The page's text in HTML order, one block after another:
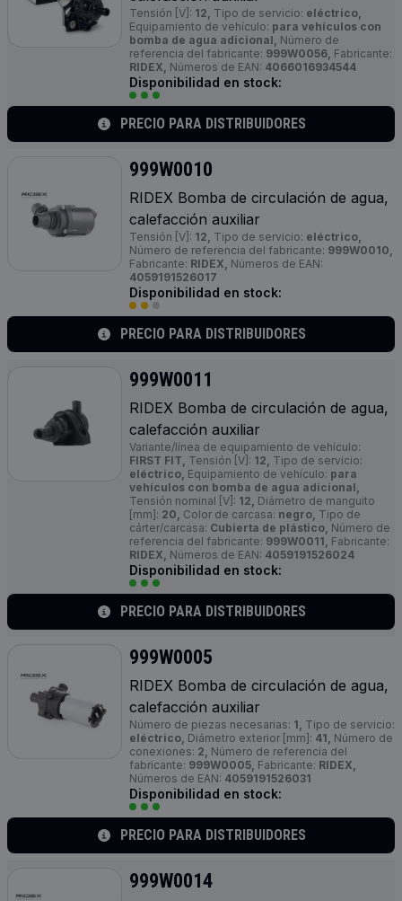
Tensión [V]: 12, Tipo de servicio: eléctrico,
Equipamiento de vehículo: para vehículos con
bomba de agua adicional, Número de
referencia del fabricante: 999W0056, Fabricante:
RIDEX, Números de EAN: 4066016934544
Disponibilidad en stock:
PRECIO PARA DISTRIBUIDORES
999W0010
RIDEX Bomba de circulación de agua,
calefacción auxiliar
Tensión [V]: 12, Tipo de servicio: eléctrico,
Número de referencia del fabricante: 999W0010,
Fabricante: RIDEX, Números de EAN:
4059191526017
Disponibilidad en stock:
PRECIO PARA DISTRIBUIDORES
999W0011
RIDEX Bomba de circulación de agua,
calefacción auxiliar
Variante/línea de equipamiento de vehículo:
FIRST FIT, Tensión [V]: 12, Tipo de servicio:
eléctrico, Equipamiento de vehículo: para
vehículos con bomba de agua adicional,
Tensión nominal [V]: 12, Diámetro de manguito
[mm]: 20, Color de carcasa: negro, Tipo de
cárter/carcasa: Cubierta de plástico, Número de
referencia del fabricante: 999W0011, Fabricante:
RIDEX, Números de EAN: 4059191526024
Disponibilidad en stock:
PRECIO PARA DISTRIBUIDORES
999W0005
RIDEX Bomba de circulación de agua,
calefacción auxiliar
Número de piezas necesarias: 1, Tipo de servicio:
eléctrico, Diámetro exterior [mm]: 41, Número de
conexiones: 2, Número de referencia del
fabricante: 999W0005, Fabricante: RIDEX,
Números de EAN: 4059191526031
Disponibilidad en stock:
PRECIO PARA DISTRIBUIDORES
999W0014